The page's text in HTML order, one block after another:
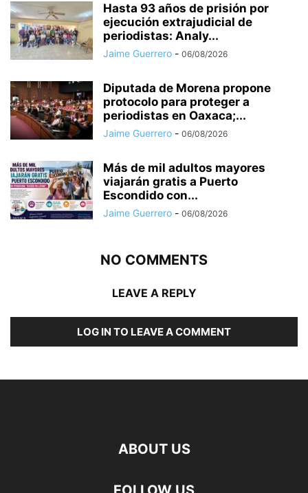
Hasta 93 años de prisión por
ejecución extrajudicial de
periodistas: Analy...
Jaime Guerrero - 06/08/2026
Diputada de Morena propone
protocolo para proteger a
periodistas en Oaxaca;...
Jaime Guerrero - 06/08/2026
Más de mil adultos mayores
viajarán gratis a Puerto
Escondido con...
Jaime Guerrero - 06/08/2026
NO COMMENTS
LEAVE A REPLY
LOG IN TO LEAVE A COMMENT
ABOUT US